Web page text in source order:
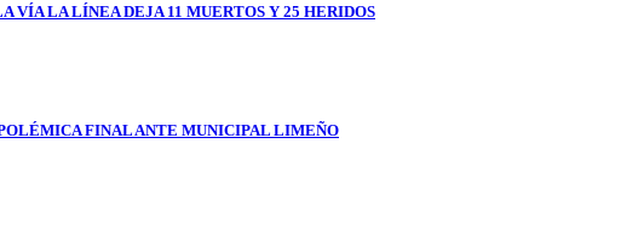
VÍA LA LÍNEA DEJA 11 MUERTOS Y 25 HERIDOS
FINAL ANTE MUNICIPAL LIMEÑO